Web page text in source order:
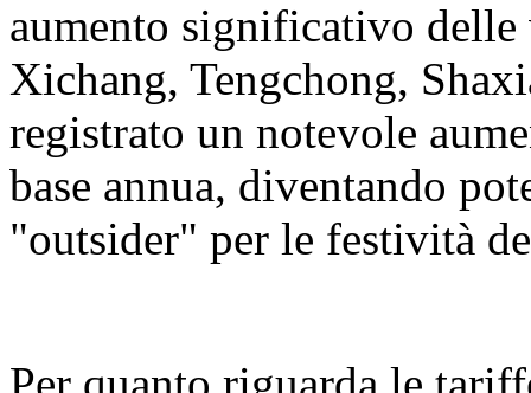
aumento significativo
Xichang, Tengchong,
registrato un notevole
base annua, diventando
"outsider" per le festività
Per quanto riguarda le